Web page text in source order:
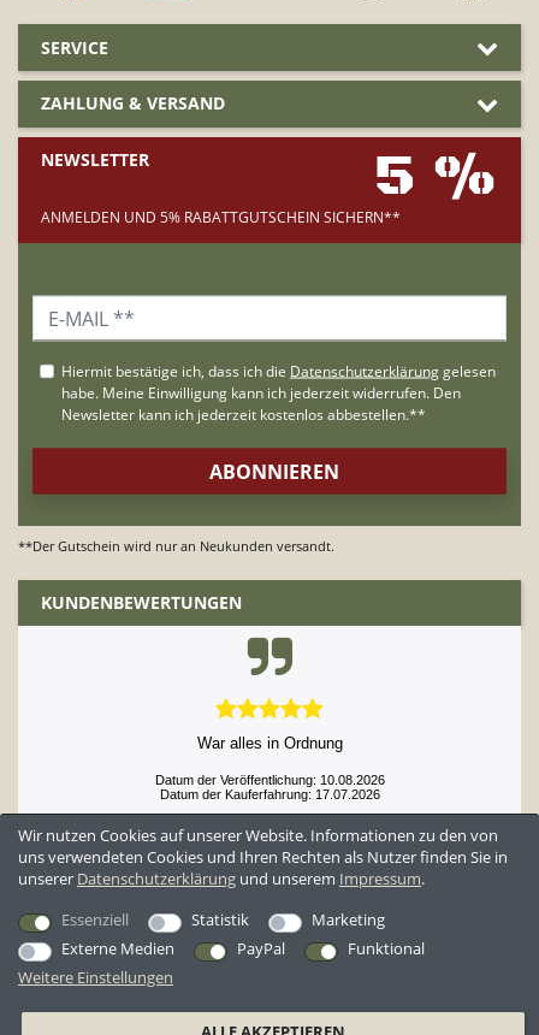
SERVICE
ZAHLUNG & VERSAND
NEWSLETTER 5 %
ANMELDEN UND 5% RABATTGUTSCHEIN SICHERN**
**Der Gutschein wird nur an Neukunden versandt.
KUNDENBEWERTUNGEN
War alles in Ordnung
Datum der Veröffentlichung: 10.08.2026
Datum der Kauferfahrung: 17.07.2026
Wir nutzen Cookies auf unserer Website. Informationen zu den von
uns verwendeten Cookies und Ihren Rechten als Nutzer finden Sie in
unserer Daten­schutz­erklärung und unserem Impressum.
Essenziell
Statistik
Marketing
Externe Medien
PayPal
Funktional
Weitere Einstellungen